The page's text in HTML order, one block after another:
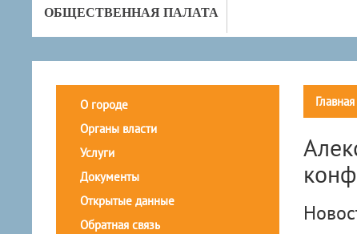
ОБЩЕСТВЕННАЯ ПАЛАТА
О городе
Органы власти
Услуги
Документы
Открытые данные
Обратная связь
Главная